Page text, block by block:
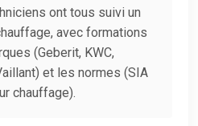
ont tous suivi un
avec formations
(Geberit, KWC,
et les normes (SIA
chauffage).